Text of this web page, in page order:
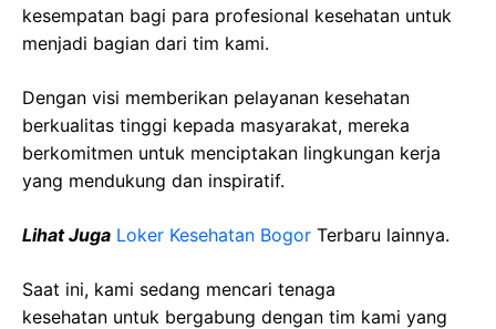
kesempatan bagi para profesional kesehatan untuk
menjadi bagian dari tim kami.
Dengan visi memberikan pelayanan kesehatan
berkualitas tinggi kepada masyarakat, mereka
berkomitmen untuk menciptakan lingkungan kerja
yang mendukung dan inspiratif.
Lihat Juga Loker Kesehatan Bogor Terbaru lainnya.
Saat ini, kami sedang mencari tenaga
kesehatan untuk bergabung dengan tim kami yang